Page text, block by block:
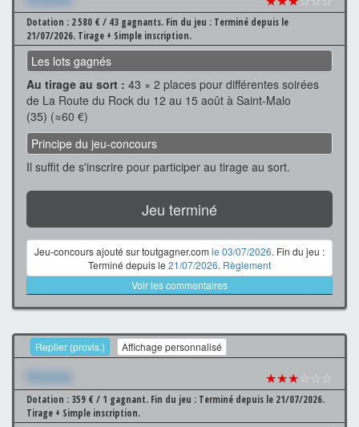
Dotation : 2 580 € / 43 gagnants. Fin du jeu : Terminé depuis le
21/07/2026. Tirage + Simple inscription.
Les lots gagnés
Au tirage au sort : 43 × 2 places pour différentes soirées
de La Route du Rock du 12 au 15 août à Saint-Malo
(35) (≈60 €)
Principe du jeu-concours
Il suffit de s'inscrire pour participer au tirage au sort.
Jeu terminé
Jeu-concours ajouté sur toutgagner.com le 03/07/2026. Fin du jeu :
Terminé depuis le 21/07/2026. Règlement
Voir les commentaires
Replier (provis.) Affichage personnalisé
Xxxxxxx ★★★☆☆☆
Dotation : 359 € / 1 gagnant. Fin du jeu : Terminé depuis le 21/07/2026.
Tirage + Simple inscription.